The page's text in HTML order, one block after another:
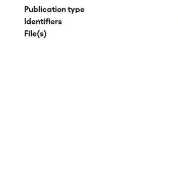
Publication type
Identifiers
File(s)